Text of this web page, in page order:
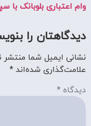
وام اعتباری بلوبانک با
دیدگاهتان را
نشانی ایمیل شما
علامت‌گذاری شده‌اند *
دیدگاه *